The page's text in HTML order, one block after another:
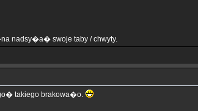
nadsy�a� swoje taby / chwyty.
takiego brakowa�o.